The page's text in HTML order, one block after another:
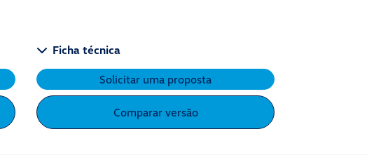
Ficha técnica
Solicitar uma proposta
Comparar versão